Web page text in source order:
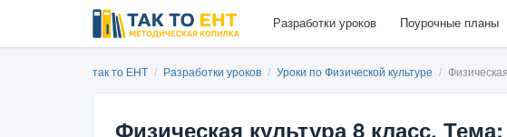
Разработки уроков Поурочные планы
так то ЕНТ / Разработки уроков / Уроки по Физической культуре /
Физическая культура 8 класс.